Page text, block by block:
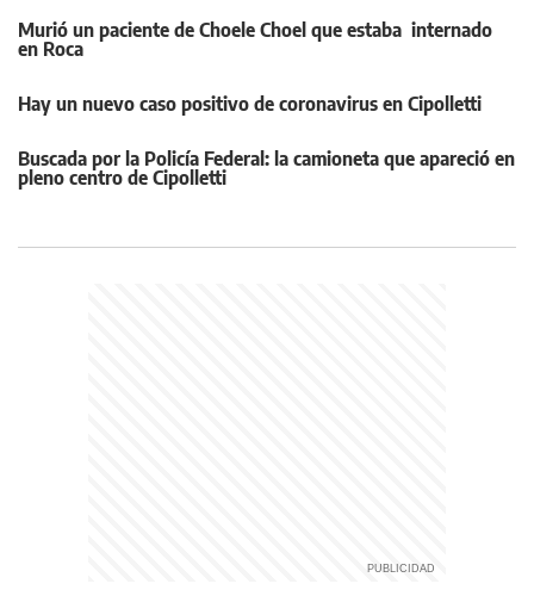
Murió un paciente de Choele Choel que estaba internado
en Roca
Hay un nuevo caso positivo de coronavirus en Cipolletti
Buscada por la Policía Federal: la camioneta que apareció en
pleno centro de Cipolletti